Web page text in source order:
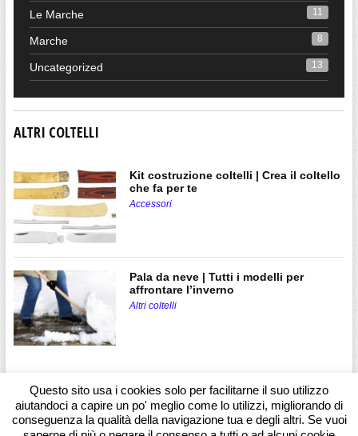
Le Marche 11
Marche 8
Uncategorized 13
ALTRI COLTELLI
Kit costruzione coltelli | Crea il coltello
che fa per te
Accessori
Pala da neve | Tutti i modelli per
affrontare l’inverno
Altri coltelli
Questo sito usa i cookies solo per facilitarne il suo utilizzo
aiutandoci a capire un po' meglio come lo utilizzi, migliorando di
conseguenza la qualità della navigazione tua e degli altri. Se vuoi